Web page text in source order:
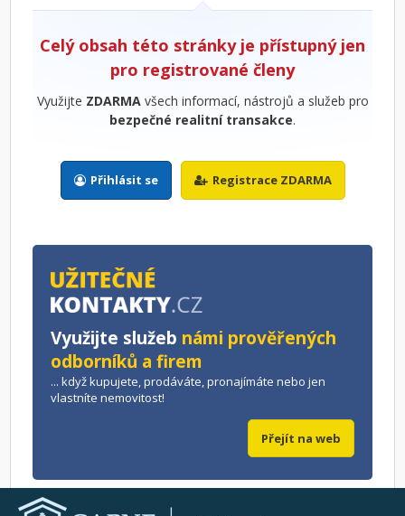
Celý obsah této stránky je přístupný jen
pro registrované členy
Využijte ZDARMAvšech informací, nástrojů a služeb pro
bezpečné realitní transakce.
Přihlásit se Registrace ZDARMA
Využijte služeb námi prověřených
odborníků a firem
... když kupujete, prodáváte, pronajímáte nebo jen
vlastníte nemovitost!
Přejít na web